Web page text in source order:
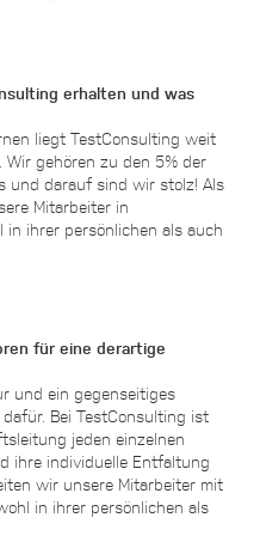
erhalten und was
liegt TestConsulting weit
gehören zu den 5% der
und darauf sind wir stolz! Als
Mitarbeiter in
in ihrer persönlichen als auch
für eine derartige
und ein gegenseitiges
Bei TestConsulting ist
jeden einzelnen
ihre individuelle Entfaltung
wir unsere Mitarbeiter mit
in ihrer persönlichen als